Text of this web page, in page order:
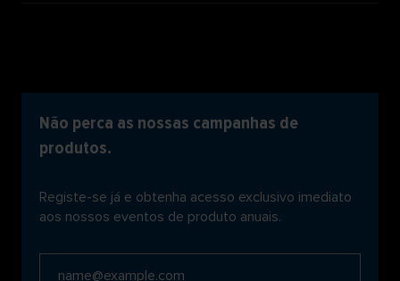
Não perca as nossas campanhas de
produtos.
Registe-se já e obtenha acesso exclusivo imediato
aos nossos eventos de produto anuais.